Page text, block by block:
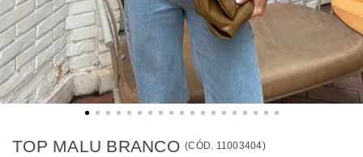
TOP MALU BRANCO (CÓD. 11003404)